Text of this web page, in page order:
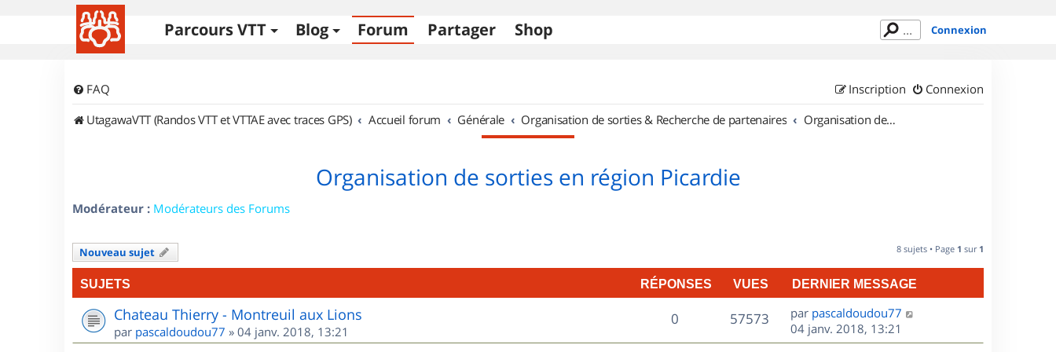
Parcours VTT Blog Forum Partager Shop Connexion
FAQ Connexion
Inscription
UtagawaVTT (Randos VTT et VTTAE avec traces GPS)
Accueil forum Générale Organisation de sorties & Recherche de partenaires Organisation de sorties en région Picardie
Organisation de sorties en région Picardie
Modérateur : Modérateurs des Forums
Nouveau sujet 8 sujets • Page 1 sur 1
SUJETS RÉPONSES VUES DERNIER MESSAGE
Chateau Thierry - Montreuil aux Lions
par pascaldoudou77 » 04 janv. 2018, 13:21
0R
é
57573V
u
D
e
r
par pascaldoudou77
04 janv. 2018, 13:21